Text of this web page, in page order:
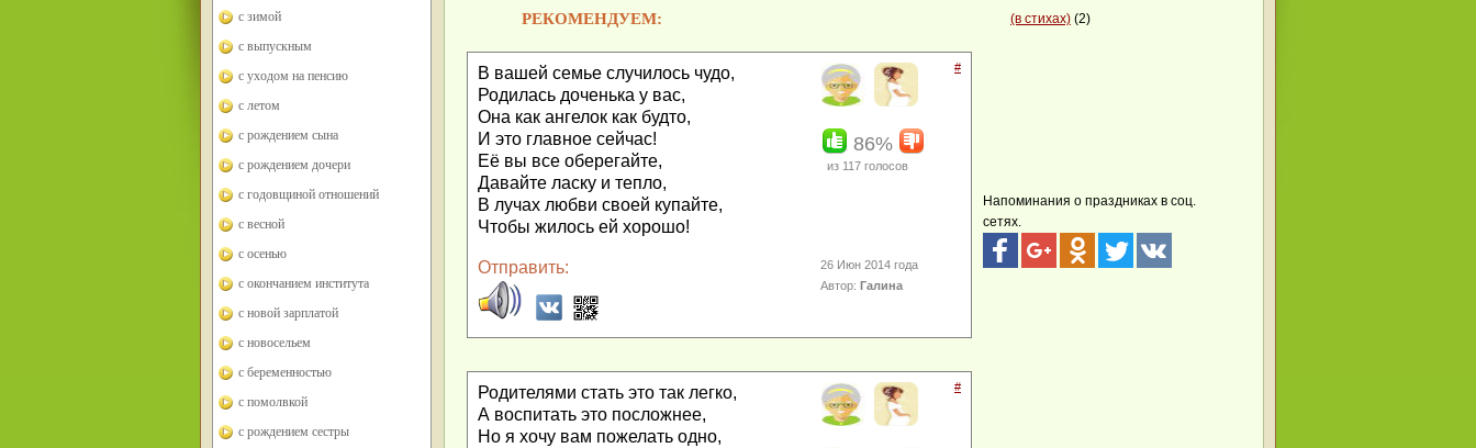
с зимой
с выпускным
с уходом на пенсию
с летом
с рождением сына
с рождением дочери
с годовщиной отношений
с весной
с осенью
с окончанием института
с новой зарплатой
с новосельем
с беременностью
с помолвкой
с рождением сестры
РЕКОМЕНДУЕМ:
В вашей семье случилось чудо,
Родилась доченька у вас,
Она как ангелок как будто,
И это главное сейчас!
Её вы все оберегайте,
Давайте ласку и тепло,
В лучах любви своей купайте,
Чтобы жилось ей хорошо!
#
86%
из 117 голосов
Отправить:
26 Июн 2014 года
Автор:Галина
Родителями стать это так легко,
А воспитать это посложнее,
Но я хочу вам пожелать одно,
#
(в стихах) (2)
Напоминания о праздниках в соц.
сетях.